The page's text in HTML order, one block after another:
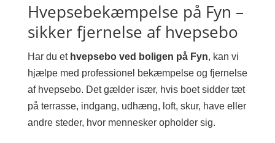
Hvepsebekæmpelse på Fyn –
sikker fjernelse af hvepsebo
Har du et hvepsebo ved boligen på Fyn, kan vi
hjælpe med professionel bekæmpelse og fjernelse
af hvepsebo. Det gælder især, hvis boet sidder tæt
på terrasse, indgang, udhæng, loft, skur, have eller
andre steder, hvor mennesker opholder sig.